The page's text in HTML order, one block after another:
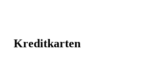
Kreditkarten